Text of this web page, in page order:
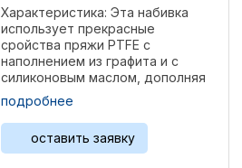
Характеристика: Эта набивка
использует прекрасные
сройства пряжи PTFE с
наполнением из графита и с
силиконовым маслом, дополняя
их механической прочностью
арамида. Специальное плетение
позволяет усилить арамидом
ребра набивки GAMFLON AR, не
уменьшая ...
подробнее
оставить заявку